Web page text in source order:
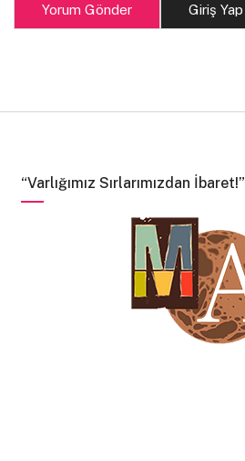
Yorum Gönder Giriş Yap
“Varlığımız Sırlarımızdan İbaret!”